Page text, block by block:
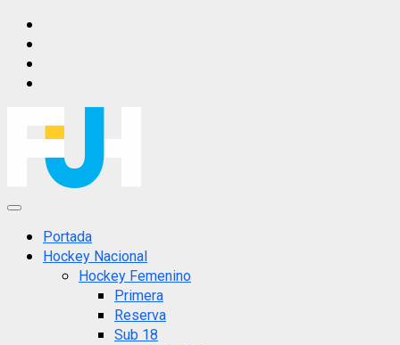
Saltar
contenido
Menú
principalPortada
Hockey Nacional
Hockey Femenino
Primera
Reserva
Sub 18